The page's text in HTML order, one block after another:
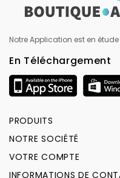
Notre Application est en
En Téléchargement
PRODUITS
NOTRE SOCIÉTÉ
VOTRE COMPTE
INFORMATIONS DE